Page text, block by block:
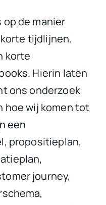
op de manier
tijdlijnen.
korte
Hierin laten
ons onderzoek
hoe wij komen tot
een
propositieplan,
journey,